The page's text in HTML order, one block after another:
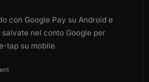
con Google Pay su Android e
salvate nel conto Google per
tap su mobile.